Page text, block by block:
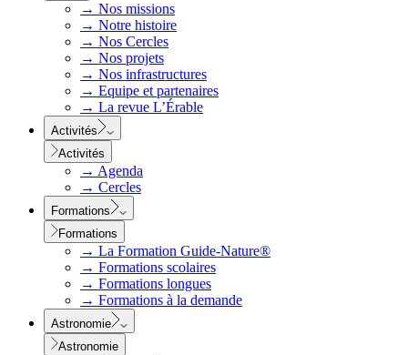
→ Nos missions
→ Notre histoire
→ Nos Cercles
→ Nos projets
→ Nos infrastructures
→ Equipe et partenaires
→ La revue L’Érable
Activités
Activités
→ Agenda
→ Cercles
Formations
Formations
→ La Formation Guide-Nature®
→ Formations scolaires
→ Formations longues
→ Formations à la demande
Astronomie
Astronomie